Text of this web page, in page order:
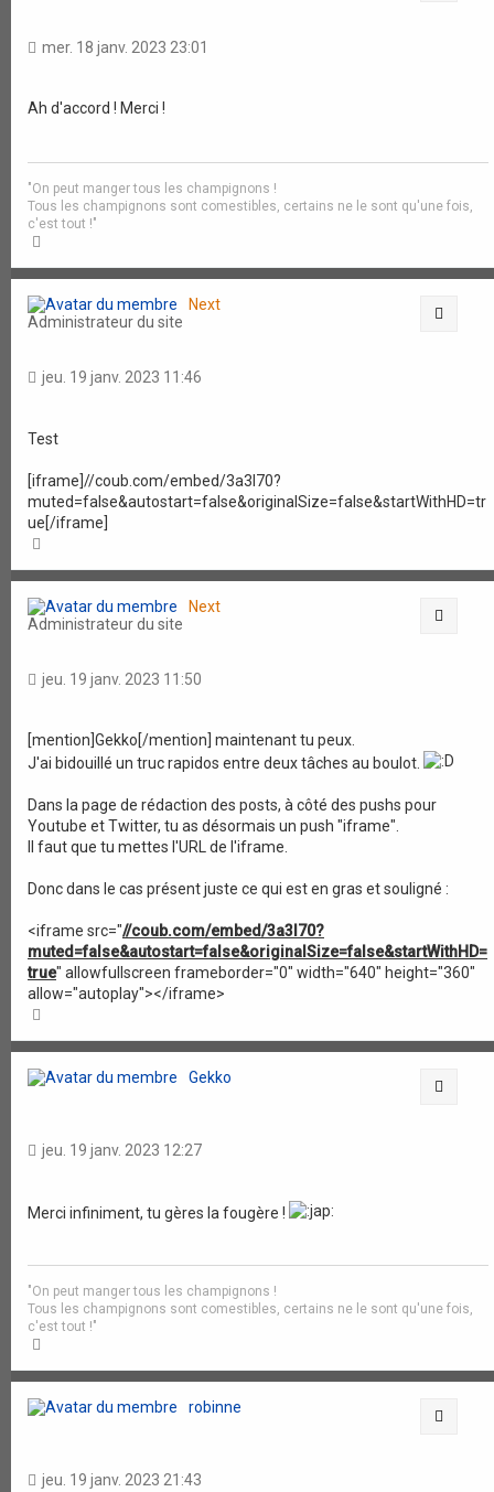
mer. 18 janv. 2023 23:01
Ah d'accord ! Merci !
"On peut manger tous les champignons !
Tous les champignons sont comestibles, certains ne le sont qu'une fois,
c'est tout !"
u
t
Next
Administrateur du site
jeu. 19 janv. 2023 11:46
Test
[iframe]//coub.com/embed/3a3l70?
muted=false&autostart=false&originalSize=false&startWithHD=tr
ue[/iframe]
u
Next
Administrateur du site
jeu. 19 janv. 2023 11:50
[mention]Gekko[/mention] maintenant tu peux.
J'ai bidouillé un truc rapidos entre deux tâches au boulot.
Dans la page de rédaction des posts, à côté des pushs pour
Youtube et Twitter, tu as désormais un push "iframe".
Il faut que tu mettes l'URL de l'iframe.
Donc dans le cas présent juste ce qui est en gras et souligné :
<iframe src="//coub.com/embed/3a3l70?
muted=false&autostart=false&originalSize=false&startWithHD=
true" allowfullscreen frameborder="0" width="640" height="360"
allow="autoplay"></iframe>
u
Gekko
jeu. 19 janv. 2023 12:27
Merci infiniment, tu gères la fougère !
"On peut manger tous les champignons !
Tous les champignons sont comestibles, certains ne le sont qu'une fois,
c'est tout !"
u
t
robinne
jeu. 19 janv. 2023 21:43